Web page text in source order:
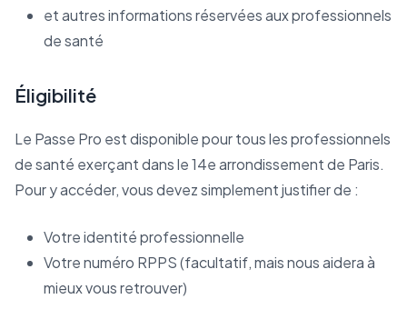
et autres informations réservées aux professionnels
de santé
Éligibilité
Le Passe Pro est disponible pour tous les professionnels
de santé exerçant dans le 14e arrondissement de Paris.
Pour y accéder, vous devez simplement justifier de :
Votre identité professionnelle
Votre numéro RPPS (facultatif, mais nous aidera à
mieux vous retrouver)